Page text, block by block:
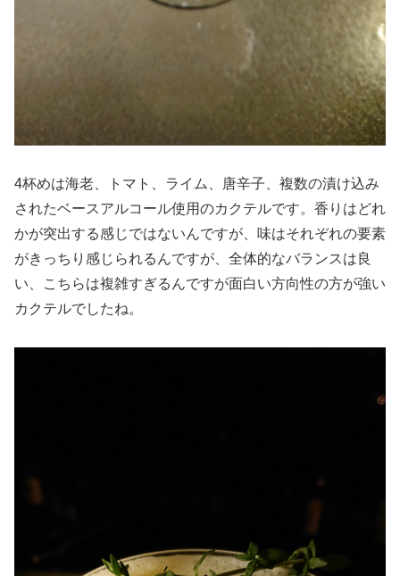
4杯めは海老、トマト、ライム、唐辛子、複数の漬け込み
されたベースアルコール使用のカクテルです。香りはどれ
かが突出する感じではないんですが、味はそれぞれの要素
がきっちり感じられるんですが、全体的なバランスは良
い、こちらは複雑すぎるんですが面白い方向性の方が強い
カクテルでしたね。